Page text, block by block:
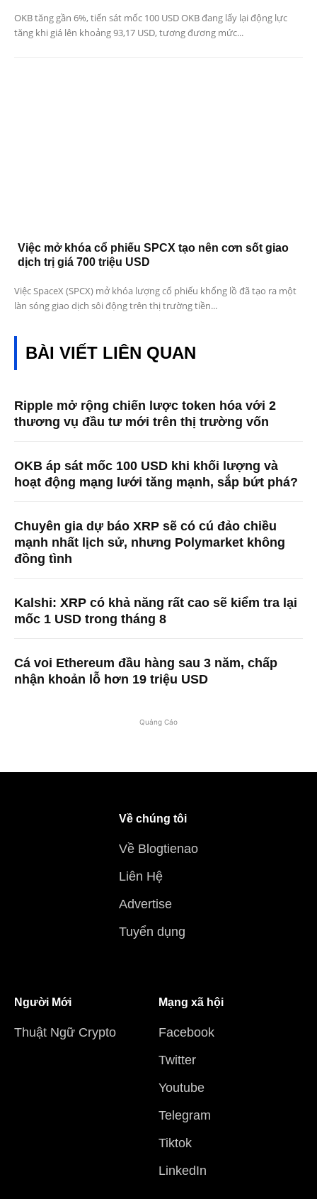
OKB tăng gần 6%, tiến sát mốc 100 USD OKB đang lấy lại động lực
tăng khi giá lên khoảng 93,17 USD, tương đương mức...
Việc mở khóa cổ phiếu SPCX tạo nên cơn sốt giao
dịch trị giá 700 triệu USD
Việc SpaceX (SPCX) mở khóa lượng cổ phiếu khổng lồ đã tạo ra một
làn sóng giao dịch sôi động trên thị trường tiền...
BÀI VIẾT LIÊN QUAN
Ripple mở rộng chiến lược token hóa với 2
thương vụ đầu tư mới trên thị trường vốn
OKB áp sát mốc 100 USD khi khối lượng và
hoạt động mạng lưới tăng mạnh, sắp bứt phá?
Chuyên gia dự báo XRP sẽ có cú đảo chiều
mạnh nhất lịch sử, nhưng Polymarket không
đồng tình
Kalshi: XRP có khả năng rất cao sẽ kiểm tra lại
mốc 1 USD trong tháng 8
Cá voi Ethereum đầu hàng sau 3 năm, chấp
nhận khoản lỗ hơn 19 triệu USD
Quảng Cáo
Về chúng tôi
Về Blogtienao
Liên Hệ
Advertise
Tuyển dụng
Người Mới
Thuật Ngữ Crypto
Mạng xã hội
Facebook
Twitter
Youtube
Telegram
Tiktok
LinkedIn